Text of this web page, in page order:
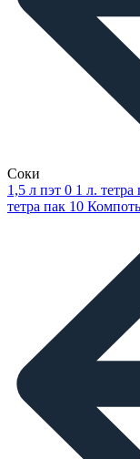
Соки
1,5 л пэт 0 1 л. тетра
тетра пак 10